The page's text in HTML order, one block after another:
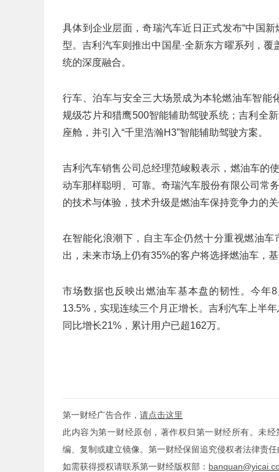
具体到企业层面，奇瑞汽车近日正式发布“中国
型。吉利汽车则推出中国星·全新东方曜系列，
统的深度融合。
行车、泊车与安全三大场景成为本轮燃油车智能
规级芯片和猎鹰500智能辅助驾驶系统；吉利全
座舱，并引入“千里浩瀚H3”智能辅助驾驶方案。
吉利汽车销售公司总经理范峻毅表示，燃油车的
动车那样聪明、可靠。奇瑞汽车股份有限公司常
的技术与体验，技术升级是燃油车保持竞争力的关
在智能化浪潮下，自主车企仍然十分重视燃油
出，未来市场上仍有35%的客户将选择燃油车，
市场数据也反映出燃油车基本盘的韧性。今年
13.5%，实现连续三个月正增长。吉利汽车上半
同比增长21%，累计用户已超162万。
第一财经广告合作， 请点击这里
此内容为第一财经原创，著作权归第一财经所有。未
编、复制或建立镜像。第一财经保留追究侵权者法律责任
如需获得授权请联系第一财经版权部：